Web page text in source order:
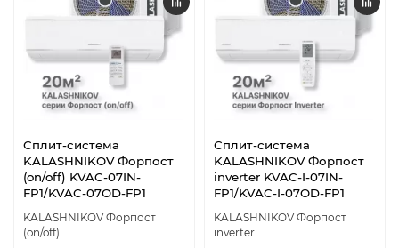
Сплит-система
KALASHNIKOV Форпост
(on/off) KVAC-07IN-
FP1/KVAC-07OD-FP1
KALASHNIKOV Форпост
(on/off)
Сплит-система
KALASHNIKOV Форпост
inverter KVAC-I-07IN-
FP1/KVAC-I-07OD-FP1
KALASHNIKOV Форпост
inverter